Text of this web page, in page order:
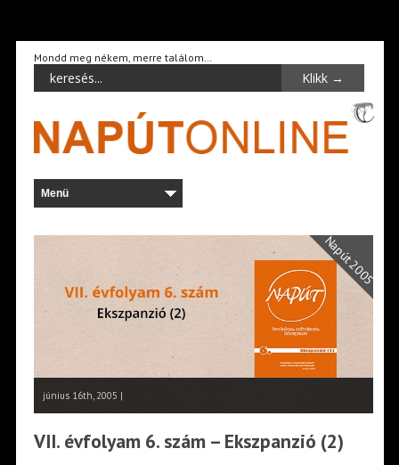
Mondd meg nékem, merre találom…
Napút 2005
június 16th, 2005 |
VII. évfolyam 6. szám – Ekszpanzió (2)